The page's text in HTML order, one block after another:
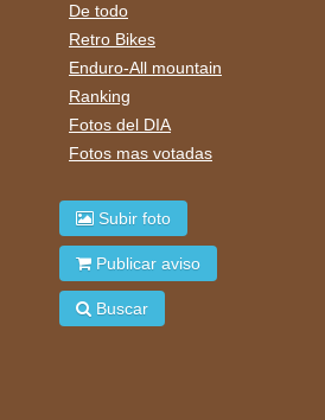
De todo
Retro Bikes
Enduro-All mountain
Ranking
Fotos del DIA
Fotos mas votadas
Subir foto
Publicar aviso
Buscar